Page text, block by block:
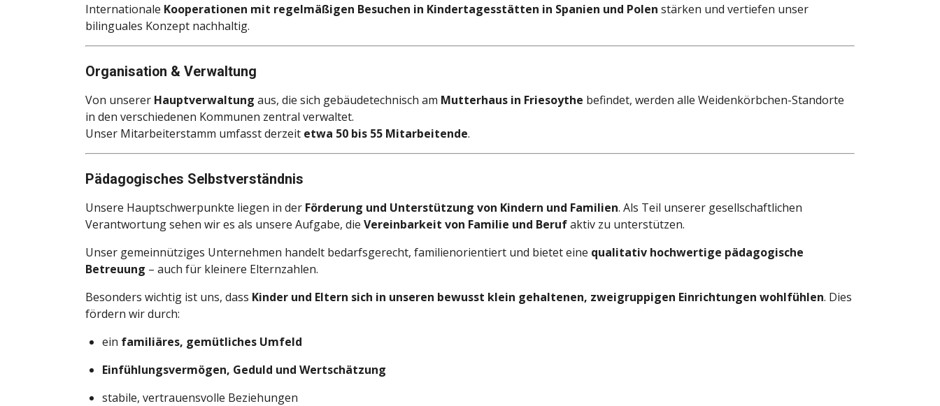
Internationale Kooperationen mit regelmäßigen Besuchen in Kindertagesstätten in Spanien und Polen stärken und vertiefen unser
bilinguales Konzept nachhaltig.
Organisation & Verwaltung
Von unserer Hauptverwaltung aus, die sich gebäudetechnisch am Mutterhaus in Friesoythe befindet, werden alle Weidenkörbchen-Standorte
in den verschiedenen Kommunen zentral verwaltet.
Unser Mitarbeiterstamm umfasst derzeit etwa 50 bis 55 Mitarbeitende.
Pädagogisches Selbstverständnis
Unsere Hauptschwerpunkte liegen in der Förderung und Unterstützung von Kindern und Familien. Als Teil unserer gesellschaftlichen
Verantwortung sehen wir es als unsere Aufgabe, die Vereinbarkeit von Familie und Berufaktiv zu unterstützen.
Unser gemeinnütziges Unternehmen handelt bedarfsgerecht, familienorientiert und bietet eine qualitativ hochwertige pädagogische
Betreuung – auch für kleinere Elternzahlen.
Besonders wichtig ist uns, dass Kinder und Eltern sich in unseren bewusst klein gehaltenen, zweigruppigen Einrichtungen wohlfühlen. Dies
fördern wir durch:
ein familiäres, gemütliches Umfeld
Einfühlungsvermögen, Geduld und Wertschätzung
stabile, vertrauensvolle Beziehungen